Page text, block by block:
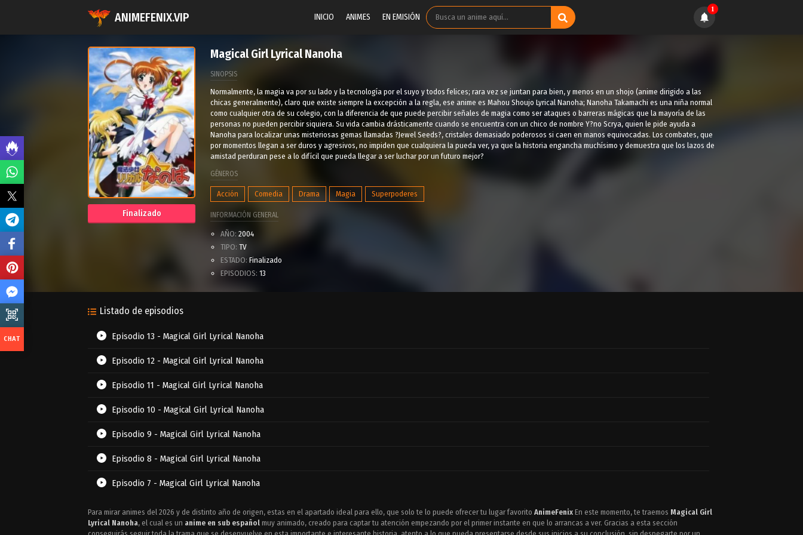
ANIMEFENIX.VIP INICIO ANIMES EN EMISIÓN
1
Finalizado
Magical Girl Lyrical Nanoha
SINOPSIS
Normalmente, la magia va por su lado y la tecnología por el suyo y todos felices; rara vez se juntan para bien, y menos en un shojo (anime dirigido a las
chicas generalmente), claro que existe siempre la excepción a la regla, ese anime es Mahou Shoujo Lyrical Nanoha; Nanoha Takamachi es una niña normal
como cualquier otra de su colegio, con la diferencia de que puede percibir señales de magia como ser ataques o barreras mágicas que la mayoría de las
personas no pueden percibir siquiera. Su vida cambia drásticamente cuando se encuentra con un chico de nombre Y?no Scrya, quien le pide ayuda a
Nanoha para localizar unas misteriosas gemas llamadas ?Jewel Seeds?, cristales demasiado poderosos si caen en manos equivocadas. Los combates, que
por momentos llegan a ser duros y agresivos, no impiden que cualquiera la pueda ver, ya que la historia engancha muchísimo y demuestra que los lazos de
amistad perduran pese a lo difícil que pueda llegar a ser luchar por un futuro mejor?
GÉNEROS
Acción Comedia Drama Magia Superpoderes
INFORMACIÓN GENERAL
AÑO: 2004
TIPO: TV
ESTADO: Finalizado
EPISODIOS: 13
Listado de episodios
Episodio 13 - Magical Girl Lyrical Nanoha
Episodio 12 - Magical Girl Lyrical Nanoha
Episodio 11 - Magical Girl Lyrical Nanoha
Episodio 10 - Magical Girl Lyrical Nanoha
Episodio 9 - Magical Girl Lyrical Nanoha
Episodio 8 - Magical Girl Lyrical Nanoha
Episodio 7 - Magical Girl Lyrical Nanoha
Episodio 6 - Magical Girl Lyrical Nanoha
Episodio 5 - Magical Girl Lyrical Nanoha
Para mirar animes del 2026 y de distinto año de origen, estas en el apartado ideal para ello, que solo te lo puede ofrecer tu lugar favorito AnimeFenix En este momento, te traemos Magical Girl
Lyrical Nanoha, el cual es un anime en sub español muy animado, creado para captar tu atención empezando por el primer instante en que lo arrancas a ver. Gracias a esta sección